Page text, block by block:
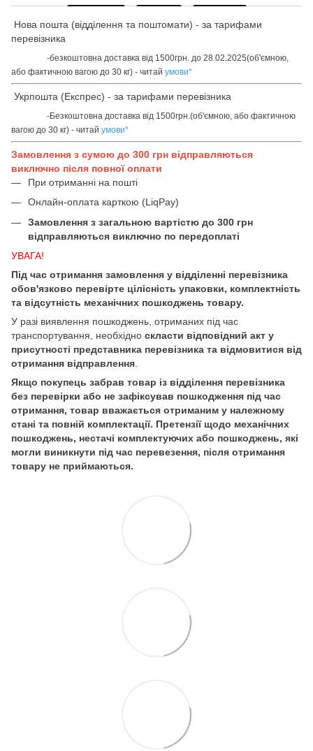
Нова пошта (відділення та поштомати) - за тарифами
перевізника
-безкоштовна доставка від 1500грн. до 28.02.2025(об'ємною,
або фактичною вагою до 30 кг) - читай умови*
Укрпошта (Експрес) - за тарифами перевізника
-Безкоштовна доставка від 1500грн.(об'ємною, або фактичною
вагою до 30 кг) - читай умови*
Замовлення з сумою до 300 грн відправляються
виключно після повної оплати
При отриманні на пошті
Онлайн-оплата карткою (LiqPay)
Замовлення з загальною вартістю до 300 грн
відправляються виключно по передоплаті
УВАГА!
Під час отримання замовлення у відділенні перевізника
обов'язково перевірте цілісність упаковки, комплектність
та відсутність механічних пошкоджень товару.
У разі виявлення пошкоджень, отриманих під час
транспортування, необхідно скласти відповідний акт у
присутності представника перевізника та відмовитися від
отримання відправлення
Якщо покупець забрав товар із відділення перевізника
без перевірки або не зафіксував пошкодження під час
отримання, товар вважається отриманим у належному
стані та повній комплектації. Претензії щодо механічних
пошкоджень, нестачі комплектуючих або пошкоджень, які
могли виникнути під час перевезення, після отримання
товару не приймаються.